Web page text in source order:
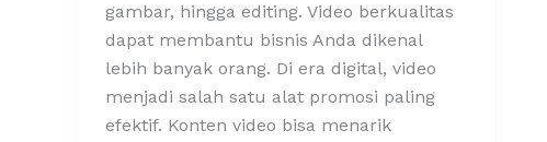
gambar, hingga editing. Video berkualitas
dapat membantu bisnis Anda dikenal
lebih banyak orang. Di era digital, video
menjadi salah satu alat promosi paling
efektif. Konten video bisa menarik